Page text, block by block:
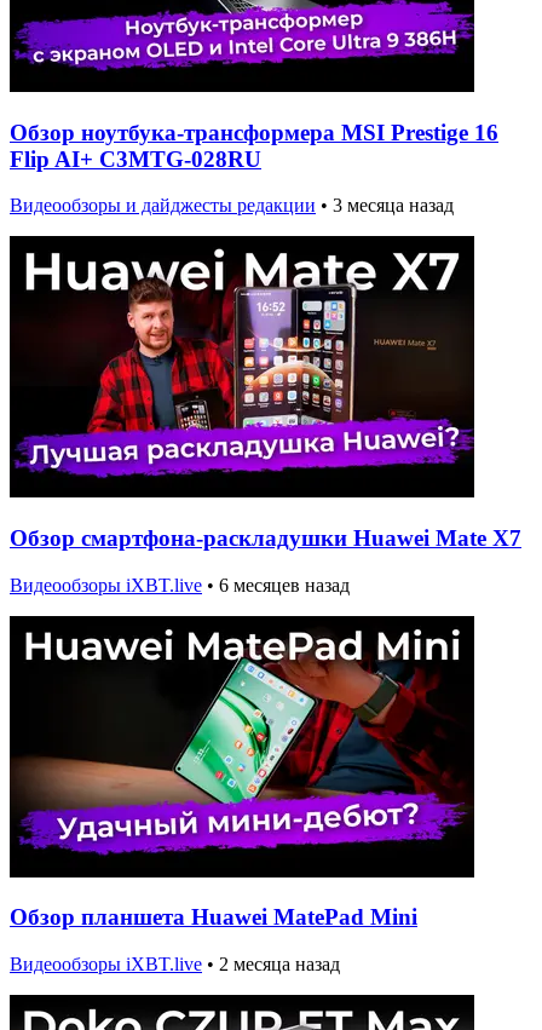
Обзор ноутбука-трансформера MSI Prestige 16
Flip AI+ C3MTG-028RU
Видеообзоры и дайджесты редакции • 3 месяца назад
Обзор смартфона-раскладушки Huawei Mate X7
Видеообзоры iXBT.live • 6 месяцев назад
Обзор планшета Huawei MatePad Mini
Видеообзоры iXBT.live • 2 месяца назад